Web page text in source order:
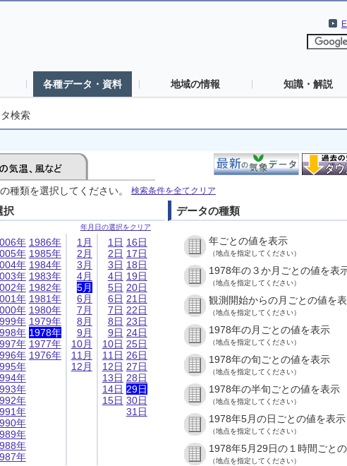
各種データ・資料 地域の情報 知識・解説
検索
種類を選択してください。 検索条件を全てクリア
択
年月日の選択をクリア
年
年
年
年
年
年
年
年
年
年
年
年
年
年
年
年
年
年
年
年
1986年
1985年
1984年
1983年
1982年
1981年
1980年
1979年
1978年
1977年
1976年
1月
2月
3月
4月
5月
6月
7月
8月
9月
10月
11月
12月
1日
2日
3日
4日
5日
6日
7日
8日
9日
10日
11日
12日
13日
14日
15日
16日
17日
18日
19日
20日
21日
22日
23日
24日
25日
26日
27日
28日
29日
30日
31日
データの種類
年ごとの値を表示
（地点を指定してください）
1978年の３か月ごとの値を表
（地点を指定してください）
観測開始からの月ごとの値を
（地点を指定してください）
1978年の月ごとの値を表示
（地点を指定してください）
1978年の旬ごとの値を表示
（地点を指定してください）
1978年の半旬ごとの値を表示
（地点を指定してください）
1978年5月の日ごとの値を表示
（地点を指定してください）
1978年5月29日の１時間ごと
（地点を指定してください）